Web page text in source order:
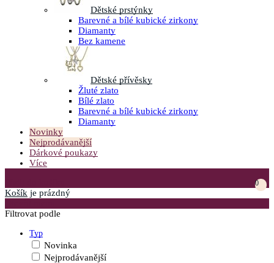
Dětské prstýnky
Barevné a bílé kubické zirkony
Diamanty
Bez kamene
Dětské přívěsky
Žluté zlato
Bílé zlato
Barevné a bílé kubické zirkony
Diamanty
Novinky
Nejprodávanější
Dárkové poukazy
Více
0
Košík je prázdný
Filtrovat podle
Typ
Novinka
Nejprodávanější